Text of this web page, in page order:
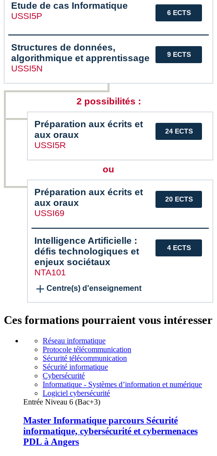
6 ECTS
Etude de cas Informatique
USSI5P
9 ECTS
Structures de données,
algorithmique et apprentissage
USSI5N
2 possibilités :
24 ECTS
Préparation aux écrits et
aux oraux
USSI5R
ou
20 ECTS
Préparation aux écrits et
aux oraux
USSI69
4 ECTS
Intelligence Artificielle :
défis technologiques et
enjeux sociétaux
NTA101
Centre(s) d'enseignement
Ces formations pourraient vous intéresser
Réseau informatique
Protocole télécommunication
Sécurité télécommunication
Sécurité informatique
Cybersécurité
Informatique - Systèmes d’information et numérique
Logiciel cybersécurité
Entrée Niveau 6 (Bac+3)
Master Informatique parcours Sécurité
informatique, cybersécurité et cybermenaces
PDL à Angers